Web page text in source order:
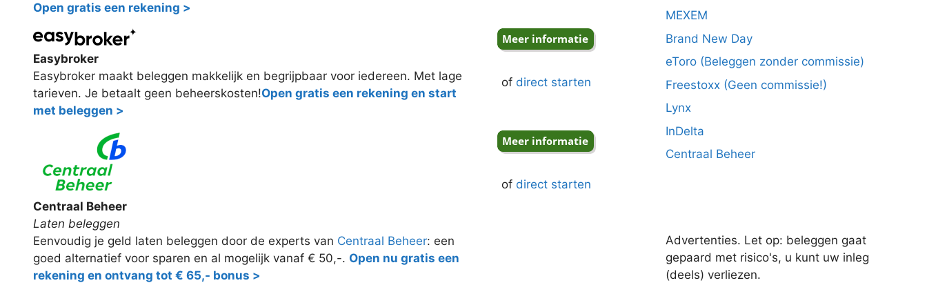
Open gratis een rekening >
Easybroker
Easybroker maakt beleggen makkelijk en begrijpbaar voor iedereen. Met lage
tarieven. Je betaalt geen beheerskosten!Open gratis een rekening en start
met beleggen >
of direct starten
Centraal Beheer
Laten beleggen
Eenvoudig je geld laten beleggen door de experts van Centraal Beheer: een
goed alternatief voor sparen en al mogelijk vanaf € 50,-. Open nu gratis een
rekening en ontvang tot € 65,- bonus >
of direct starten
MEXEM
Brand New Day
eToro (Beleggen zonder commissie)
Freestoxx (Geen commissie!)
Lynx
InDelta
Centraal Beheer
Advertenties. Let op: beleggen gaat
gepaard met risico's, u kunt uw inleg
(deels) verliezen.